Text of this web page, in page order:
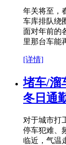
年关将至，
车库排队绕
面对年前的
里那台车能
[详情]
堵车/溜
冬日通
对于城市打
停车犯难、
临近，气温